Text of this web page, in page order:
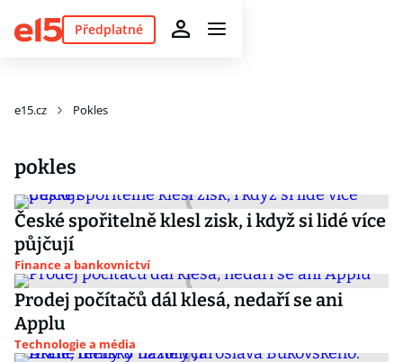
Předplatné
e15.cz Pokles
pokles
České spořitelně klesl zisk, i když si lidé více
půjčují
Finance a bankovnictví
Prodej počítačů dál klesá, nedaří se ani
Applu
Technologie a média